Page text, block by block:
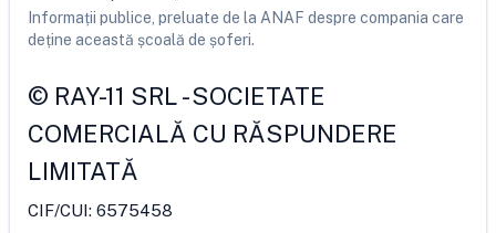
Informații publice, preluate de la ANAF despre compania care
deține această școală de șoferi.
© RAY-11 SRL-SOCIETATE
COMERCIALĂ CU RĂSPUNDERE
LIMITATĂ
CIF/CUI: 6575458